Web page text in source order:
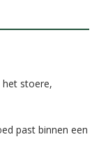
het stoere,
past binnen een